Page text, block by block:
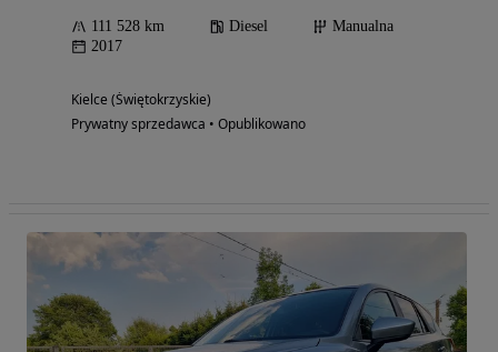
111 528 km Diesel
Manualna
2017
Kielce (Świętokrzyskie)
Prywatny sprzedawca • Opublikowano